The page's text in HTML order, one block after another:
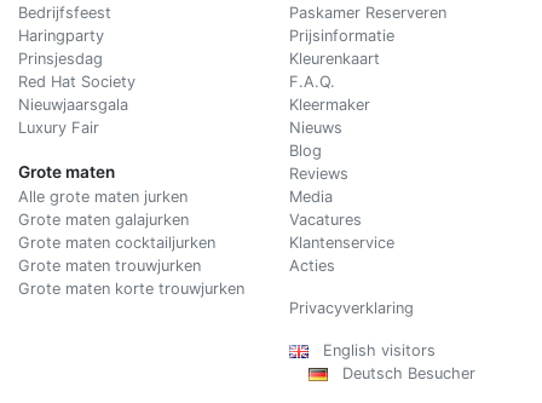
Bedrijfsfeest
Haringparty
Prinsjesdag
Red Hat Society
Nieuwjaarsgala
Luxury Fair
Grote maten
Alle grote maten jurken
Grote maten galajurken
Grote maten cocktailjurken
Grote maten trouwjurken
Grote maten korte trouwjurken
Paskamer Reserveren
Prijsinformatie
Kleurenkaart
F.A.Q.
Kleermaker
Nieuws
Blog
Reviews
Media
Vacatures
Klantenservice
Acties
Privacyverklaring
English visitors
Deutsch Besucher